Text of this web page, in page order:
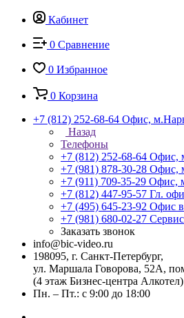
Кабинет
0 Сравнение
0 Избранное
0 Корзина
+7 (812) 252-68-64 Офис,
Назад
Телефоны
+7 (812) 252-68-64 Офис,
+7 (981) 878-30-28 Офис,
+7 (911) 709-35-29 Офис,
+7 (812) 447-95-57 Гл.
+7 (495) 645-23-92 Офис
+7 (981) 680-02-27
Заказать звонок
info@bic-video.ru
198095, г. Санкт-Петербург,
ул. Маршала Говорова, 52А,
(4 этаж Бизнес-центра Алкотел)
Пн. – Пт.: с 9:00 до 18:00